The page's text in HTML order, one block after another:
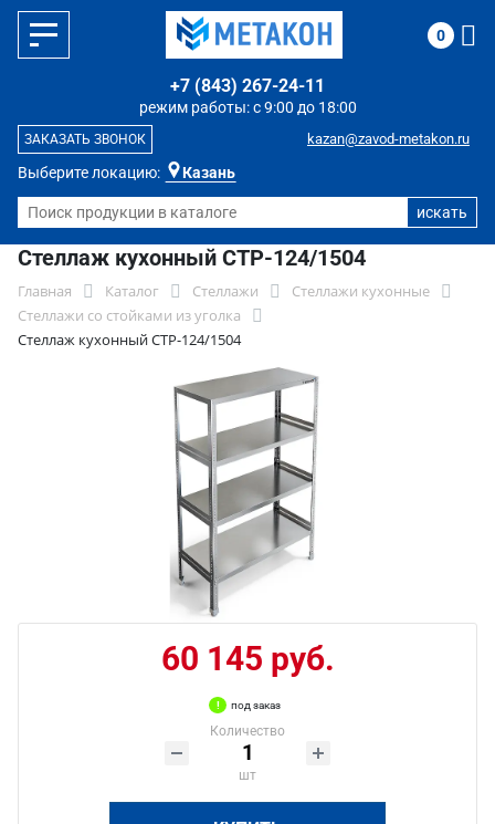
Выберите локацию: Казань
режим работы: с 9:00 до 18:00
+7 (843) 267-24-11
kazan@zavod-metakon.ru
ЗАКАЗАТЬ ЗВОНОК
0
Стеллаж кухонный СТР-124/1504
Главная Каталог Стеллажи
Стеллажи кухонные
Стеллажи со стойками из уголка
Стеллаж кухонный СТР-124/1504
60 145 руб.
под заказ
Количество
шт